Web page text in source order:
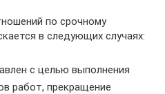
по срочному
в следующих случаях:
с целью выполнения
работ, прекращение